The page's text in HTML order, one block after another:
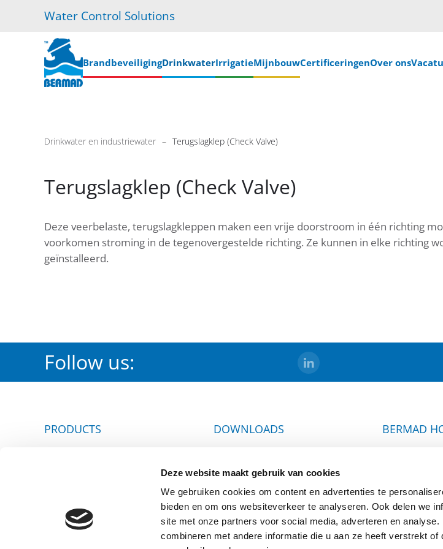
Deze website maakt gebruik van cookies
We gebruiken cookies om content en advertenties te
bieden en om ons websiteverkeer te analyseren. Ook delen we
site met onze partners voor social media, adverteren en
combineren met andere informatie die u aan ze heeft verstrekt
main
content
Water Control Solutions
BrandbeveiligingDrinkwaterIrrigatieMijnbouwCertificeringenOver ons
Drinkwater en industriewater Terugslagklep (Check Valve)
Terugslagklep (Check Valve)
Deze veerbelaste, terugslagkleppen maken een vrije doorstroom in één richting
voorkomen stroming in de tegenovergestelde richting. Ze kunnen in elke richting
geïnstalleerd.
Follow us:
PRODUCTS DOWNLOADS
Waterleiding
Brandbeveiliging
BERMAD